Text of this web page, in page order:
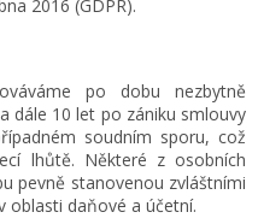
2016 (GDPR).
po dobu nezbytně
dále 10 let po zániku smlouvy
soudním sporu, což
lhůtě. Některé z osobních
pevně stanovenou zvláštními
oblasti daňové a účetní.